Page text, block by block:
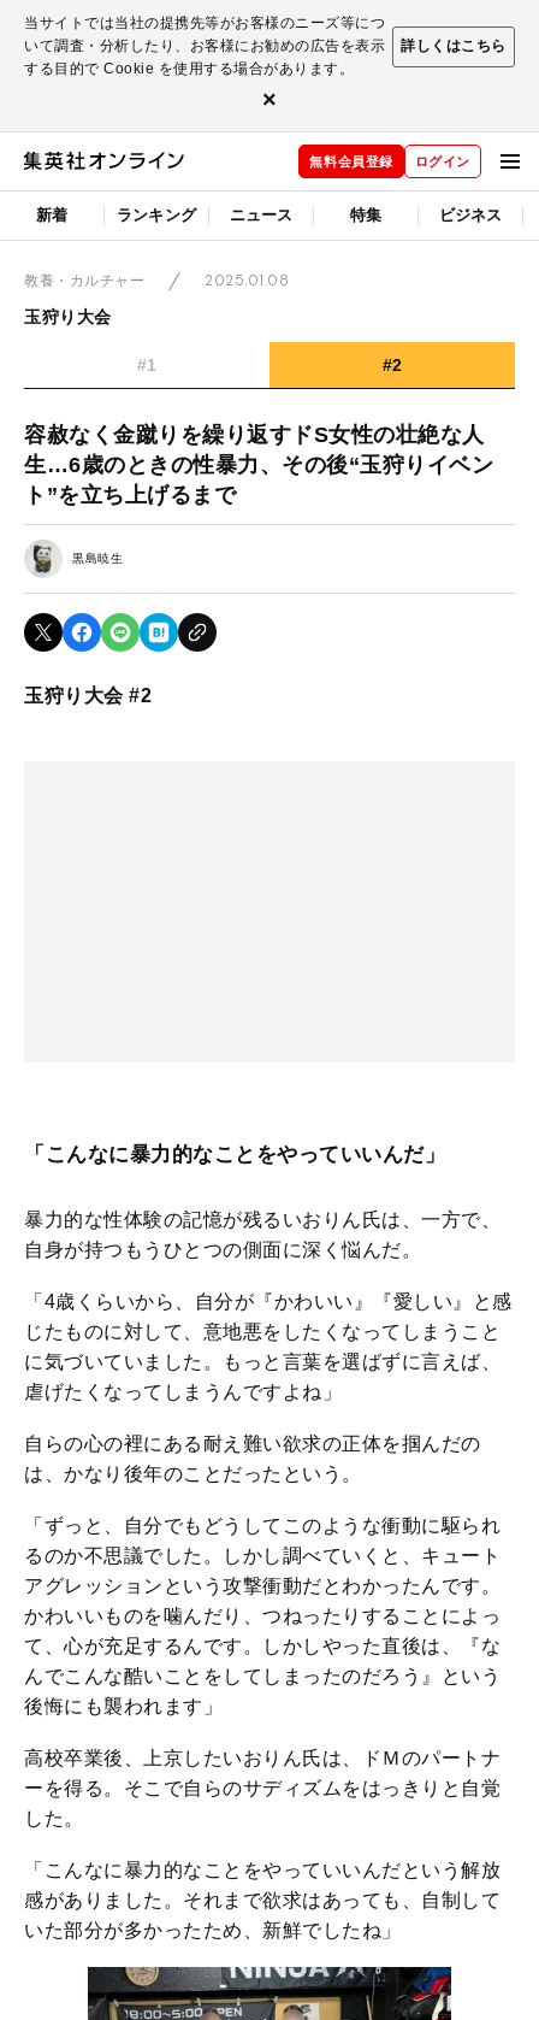
当サイトでは当社の提携先等がお客様のニーズ等につ
いて調査・分析したり、お客様にお勧めの広告を表示
する目的で Cookie を使用する場合があります。
詳しくはこちら
×
無料会員登録 ログイン
新着 ランキング ニュース 特集 ビジネス
教養・カルチャー
2025.01.08
玉狩り大会
#1 #2
容赦なく金蹴りを繰り返すドS女性の壮絶な人
生…6歳のときの性暴力、その後“玉狩りイベン
ト”を立ち上げるまで
黒島暁生
玉狩り大会 #2
「こんなに暴力的なことをやっていいんだ」
暴力的な性体験の記憶が残るいおりん氏は、一方で、
自身が持つもうひとつの側面に深く悩んだ。
「4歳くらいから、自分が『かわいい』『愛しい』と感
じたものに対して、意地悪をしたくなってしまうこと
に気づいていました。もっと言葉を選ばずに言えば、
虐げたくなってしまうんですよね」
自らの心の裡にある耐え難い欲求の正体を掴んだの
は、かなり後年のことだったという。
「ずっと、自分でもどうしてこのような衝動に駆られ
るのか不思議でした。しかし調べていくと、キュート
アグレッションという攻撃衝動だとわかったんです。
かわいいものを噛んだり、つねったりすることによっ
て、心が充足するんです。しかしやった直後は、『な
んでこんな酷いことをしてしまったのだろう』という
後悔にも襲われます」
高校卒業後、上京したいおりん氏は、ドＭのパートナ
ーを得る。そこで自らのサディズムをはっきりと自覚
した。
「こんなに暴力的なことをやっていいんだという解放
感がありました。それまで欲求はあっても、自制して
いた部分が多かったため、新鮮でしたね」